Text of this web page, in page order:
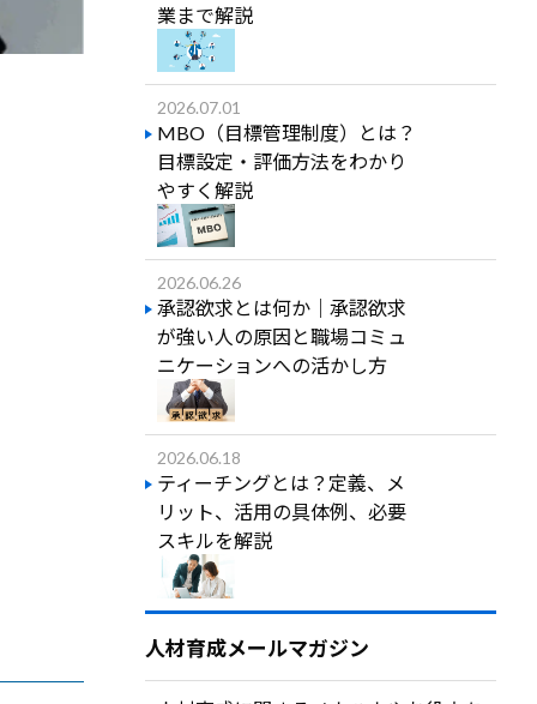
業まで解説
2026.07.01
MBO（目標管理制度）とは？
目標設定・評価方法をわかり
やすく解説
2026.06.26
承認欲求とは何か｜承認欲求
が強い人の原因と職場コミュ
ニケーションへの活かし方
2026.06.18
ティーチングとは？定義、メ
リット、活用の具体例、必要
スキルを解説
人材育成メールマガジン